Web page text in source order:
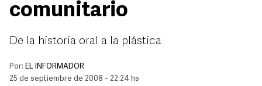
comunitario
De la historia oral a la plástica
Por: EL INFORMADOR
25 de septiembre de 2008 - 22:24 hs